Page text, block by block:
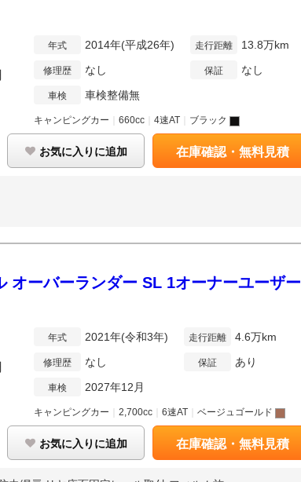
年式 2014年(平成26年)
修理歴 なし
車検 車検整備無
走行距離 13.8万km
保証 なし
キャンピングカー 660cc 4速AT ブラック
お気に入りに追加 在庫確認・無料見積
オーバーランダー SL 1オーナーユーザー
年式 2021年(令和3年)
修理歴 なし
車検 2027年12月
走行距離 4.6万km
保証 あり
キャンピングカー 2,700cc 6速AT ベージュゴールド
お気に入りに追加 在庫確認・無料見積